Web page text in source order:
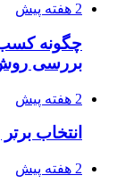
2 هفته پیش
چگونه
بررسی
2 هفته پیش
انتخاب
2 هفته پیش